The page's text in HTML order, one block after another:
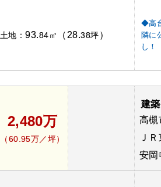
土地：93.84㎡ （28.38坪）
◆高
隣に
し！
2,480万
（60.95万／坪）
建
高槻
Ｊ
安岡